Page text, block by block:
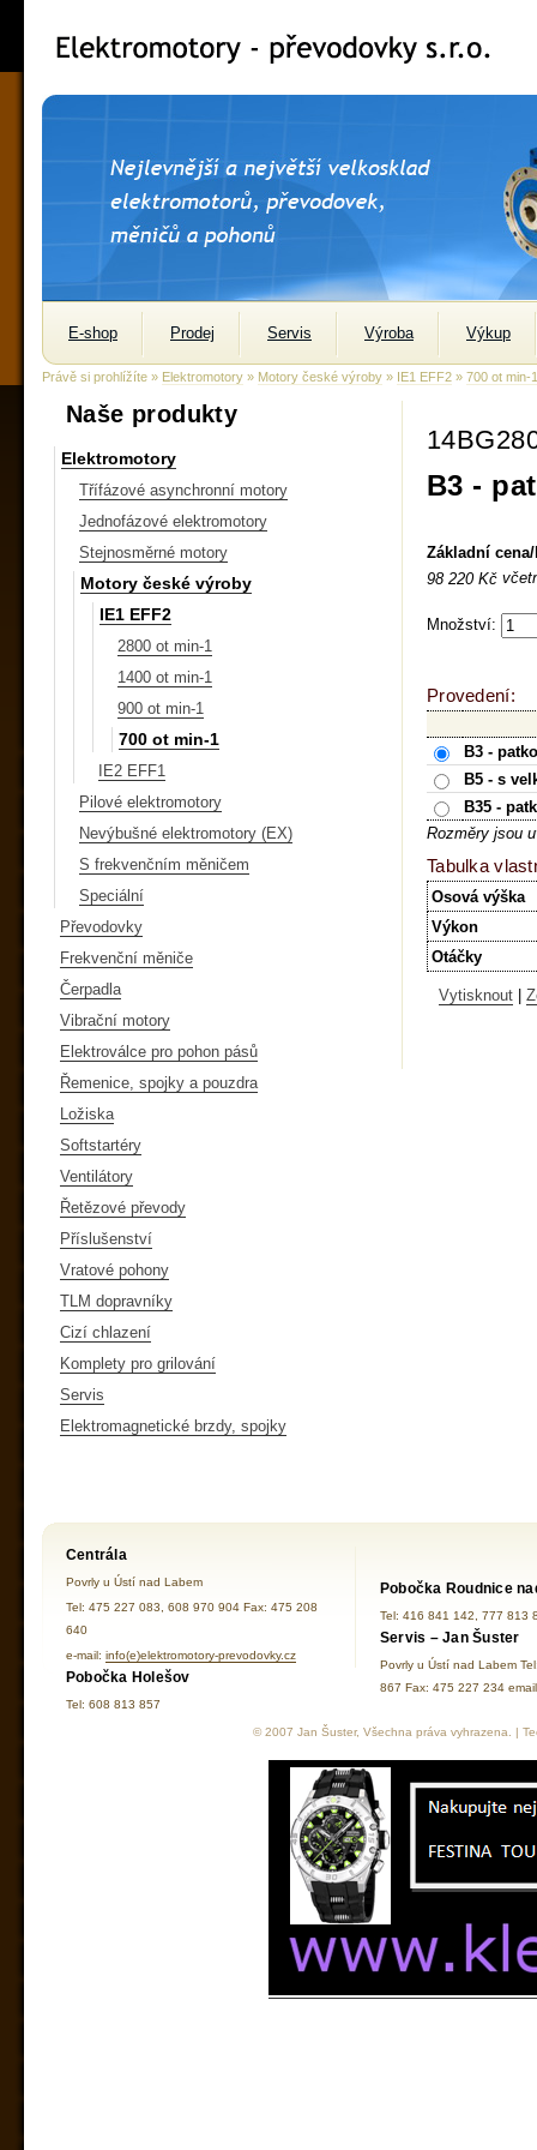
E-shop Prodej Servis Výroba Výkup
Právě si prohlížíte » Elektromotory » Motory české výroby » IE1 EFF2 » 700 ot min-1
Naše produkty
Elektromotory
Třífázové asynchronní motory
Jednofázové elektromotory
Stejnosměrné motory
Motory české výroby
IE1 EFF2
2800 ot min-1
1400 ot min-1
900 ot min-1
700 ot min-1
IE2 EFF1
Pilové elektromotory
Nevýbušné elektromotory (EX)
S frekvenčním měničem
Speciální
Převodovky
Frekvenční měniče
Čerpadla
Vibrační motory
Elektroválce pro pohon pásů
Řemenice, spojky a pouzdra
Ložiska
Softstartéry
Ventilátory
Řetězové převody
Příslušenství
Vratové pohony
TLM dopravníky
Cizí chlazení
Komplety pro grilování
Servis
Elektromagnetické brzdy, spojky
B3 -
Základní
98 220 Kč
Množství:
Provedení:
B3 -
B5 - s
B35 -
Rozměry jsou
Tabulka
Osová výška
Výkon
Otáčky
Vytisknout
Centrála
Povrly u Ústí nad Labem
Tel: 475 227 083, 608 970 904 Fax: 475 208
640
e-mail: info(e)elektromotory-prevodovky.cz
Pobočka Holešov
Tel: 608 813 857
Pobočka Roudnice
Tel: 416 841 142, 777 813
Servis – Jan Šuster
Povrly u Ústí nad Labem
867 Fax: 475 227 234
© 2007 Jan Šuster, Všechna práva vyhrazena. |